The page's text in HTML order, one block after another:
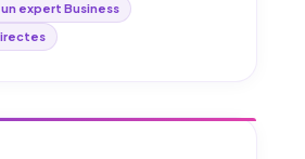
expert Business